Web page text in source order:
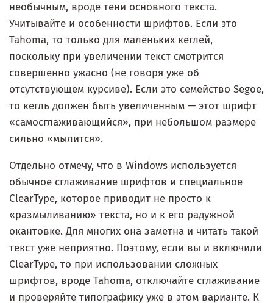
необычным, вроде тени основного текста.
Учитывайте и особенности шрифтов. Если это
Tahoma, то только для маленьких кеглей,
поскольку при увеличении текст смотрится
совершенно ужасно (не говоря уже об
отсутствующем курсиве). Если это семейство Segoe,
то кегль должен быть увеличенным — этот шрифт
«самосглаживающийся», при небольшом размере
сильно «мылится».
Отдельно отмечу, что в Windows используется
обычное сглаживание шрифтов и специальное
ClearType, которое приводит не просто к
«размыливанию» текста, но и к его радужной
окантовке. Для многих она заметна и читать такой
текст уже неприятно. Поэтому, если вы и включили
ClearType, то при использовании сложных
шрифтов, вроде Tahoma, отключайте сглаживание
и проверяйте типографику уже в этом варианте. К